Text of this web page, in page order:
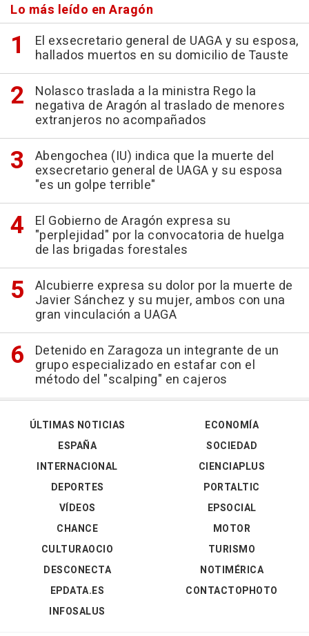
Lo más leído en Aragón
El exsecretario general de UAGA y su esposa,
hallados muertos en su domicilio de Tauste
Nolasco traslada a la ministra Rego la
negativa de Aragón al traslado de menores
extranjeros no acompañados
Abengochea (IU) indica que la muerte del
exsecretario general de UAGA y su esposa
"es un golpe terrible"
El Gobierno de Aragón expresa su
"perplejidad" por la convocatoria de huelga
de las brigadas forestales
Alcubierre expresa su dolor por la muerte de
Javier Sánchez y su mujer, ambos con una
gran vinculación a UAGA
Detenido en Zaragoza un integrante de un
grupo especializado en estafar con el
método del "scalping" en cajeros
ÚLTIMAS NOTICIAS
ESPAÑA
INTERNACIONAL
DEPORTES
VÍDEOS
ECONOMÍA
SOCIEDAD
CIENCIAPLUS
PORTALTIC
EPSOCIAL
CHANCE
CULTURAOCIO
DESCONECTA
EPDATA.ES
INFOSALUS
MOTOR
TURISMO
NOTIMÉRICA
CONTACTOPHOTO